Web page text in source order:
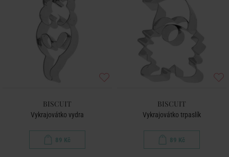
BISCUIT
Vykrajovátko vydra
89 Kč
BISCUIT
Vykrajovátko trpaslík
89 Kč